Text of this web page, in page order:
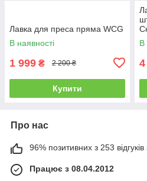
Лавка для преса пряма WCG
В наявності
1 999 ₴ 2 200 ₴
Купити
В
Про нас
96% позитивних з 253 відгуків
Працює з 08.04.2012